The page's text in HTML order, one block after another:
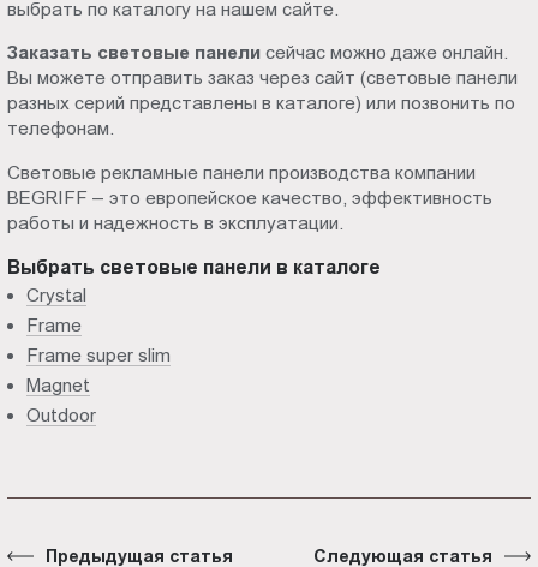
выбрать по каталогу на нашем сайте.
Заказать световые панели сейчас можно даже онлайн.
Вы можете отправить заказ через сайт (световые панели
разных серий представлены в каталоге) или позвонить по
телефонам.
Световые рекламные панели производства компании
BEGRIFF – это европейское качество, эффективность
работы и надежность в эксплуатации.
Выбрать световые панели в каталоге
Crystal
Frame
Frame super slim
Magnet
Outdoor
Предыдущая статья Следующая статья